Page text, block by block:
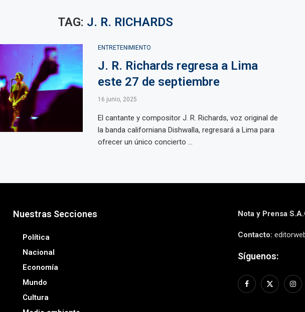
TAG: J. R. RICHARDS
ENTRETENIMIENTO
J. R. Richards regresa a Lima
este 27 de septiembre
16 junio, 2025
El cantante y compositor J. R. Richards, voz original de
la banda californiana Dishwalla, regresará a Lima para
ofrecer un único concierto ...
Nuestras Secciones
Política
Nacional
Economía
Mundo
Cultura
Nota y Prensa
Contacto:
Síguenos: